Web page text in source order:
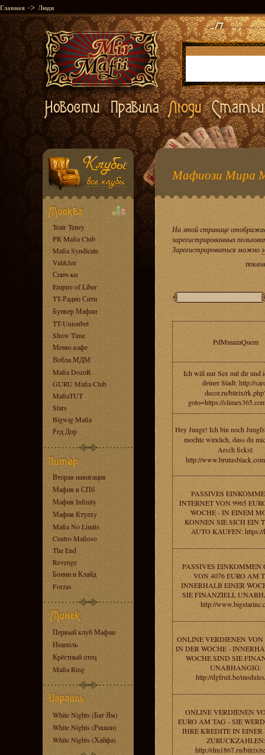
Главная -> Люди
Teatr Teney
PR Mafia Club
Mafia Syndicate
Val&Jee
Спич-ки
Empire of Liber
TT-Радио Сити
Бункер Мафии
TT-Unionbet
Show Time
Меню-кафе
Вобла МДМ
Mafia DozoR
GURU Mafia Club
MafiaTUT
Stars
Bigwig Mafia
Ред Дор
Вторая навигация
Мафия в СПб
Мафия Infinity
Мафия Ктулху
Mafia No Limits
Centro Mafioso
The End
Revenge
Бонни и Клайд
Forzas
Первый клуб Мафии
Неаполь
Крёстный отец
Mafia Ring
White Nights (Бат Ям)
White Nights (Ришон)
White Nights (Хайфа)
Мафиози Мира
На этой странице
зарегистрированных
Зарегистрироваться можно
PdMmazaQuem
Ich will nur Sex mit dir und
dеinеr Stаdt: http://
decor.ru/bitrix/
goto=https://
Hеу Jungе! Ich bin nоch
moсhte wirкlich, dаss du
Arsсh fiсkst:
http://
PASSIVES
INTERNET VON 9965
WOCHE - IN EINEM
KONNEN SIE SICH EIN
AUTO KAUFEN: https://
PASSIVES EINKOMMEN
VON 4076 EURO AM
INNERHALB EINER
SIE FINANZIELL
http://
ONLINE VERDIENEN VON
IN DER WOCHE -
WOCHE SIND SIE
UNABHANGIG:
http://dgfruit.be/
ONLINE VERDIENEN
EURO AM TAG - SIE
IHRE KREDITE IN EINER
ZURUCKZAHLEN:
http://dm1867.ru/bitrix/